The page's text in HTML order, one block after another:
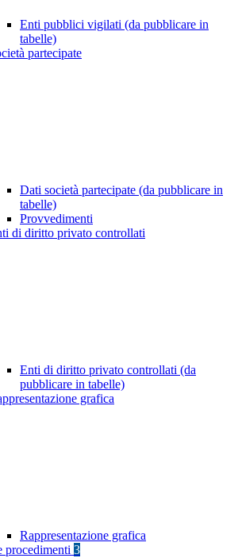
Enti pubblici vigilati (da pubblicare in
tabelle)
partecipate
Dati società partecipate (da pubblicare in
tabelle)
Provvedimenti
di diritto privato controllati
Enti di diritto privato controllati (da
pubblicare in tabelle)
grafica
Rappresentazione grafica
procedimenti 3